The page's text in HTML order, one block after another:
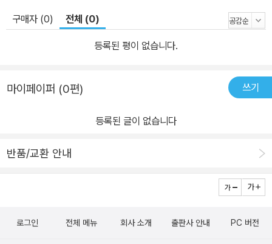
구매자 (0) 전체 (0)
등록된 평이 없습니다.
마이페이퍼 (0편) 쓰기
등록된 글이 없습니다
반품/교환 안내
로그인 전체 메뉴 회사 소개 출판사 안내 PC 버전